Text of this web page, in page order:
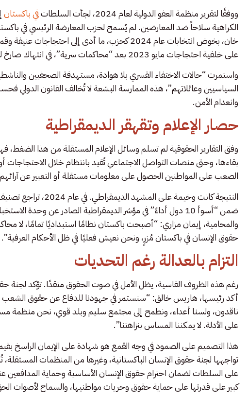
ووفقًا لتقرير منظمة العفو الدولية لعام 2024، لجأت السلطات
في باكستان
الكراهية سلاحاً ضد المعارضين. لم يُسمح لحزب المعارضة الرئيسي في
على خلفية احتجاجات مايو 2023 بعد “محاكمات سرية”، في انتهاك صارخ لمبادئ العدالة.
واستمرت “حالات الاختفاء القسري بلا هوادة، مستهدفة الصحفيين
السياسيين وعائلاتهم”، هذه الممارسة البشعة لا تُخالف القانون
وانعدام الأمن.
حصار الإعلام وتقهقر الديمقراطية
وفق التقارير الحقوقية لم تسلم وسائل الإعلام المستقلة من هذا الضغط،
بقاءها، وحتى منصات التواصل الاجتماعي تُقيد بانتظام خلال الاحتجاجات
الصعب على المواطنين الحصول على معلومات مستقلة أو التعبير عن
النتيجة كانت وخيمة على المشهد الديمقراطي. في عام 2024، تراجع تصنيف
ضمن “أسوأ 10 دول أداءً” في مؤشر الديمقراطية الصادر عن وحدة
والمحامية، إيمان مزاري: “أصبحت باكستان نظامًا استبداديًا تمامًا، لا
حقوق الإنسان في باكستان مُزرٍ، ونحن نعيش فعليًا في ظل الأحكام العرفية”.
التزام بالعدالة رغم التحديات
رغم هذه الظروف القاسية، يظل الأمل في صوت الحقوق متقدًا. تؤكد لجنة
أكد رئيسها، هاريس خالق: “سنستمر في جهودنا للدفاع عن حقوق الشعب
ناقدون، ولسنا أعداء، ونطمح إلى مجتمع سليم وبلد قوي، نحن منظمة
على الأدلة. لا يمكننا المساس بنزاهتنا”.
هذا التصميم على الصمود في وجه القمع هو شهادة على الإيمان الراسخ بقيم
تواجهها لجنة حقوق الإنسان الباكستانية، وغيرها من المنظمات
على السلطات لضمان احترام حقوق الإنسان الأساسية وحماية
كبير على قدرتها على حماية حقوق وحريات مواطنيها، والسماح لأصوات